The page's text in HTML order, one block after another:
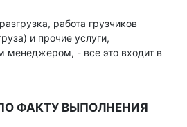
работа грузчиков
и прочие услуги,
менеджером, - все это входит в
ФАКТУ ВЫПОЛНЕНИЯ